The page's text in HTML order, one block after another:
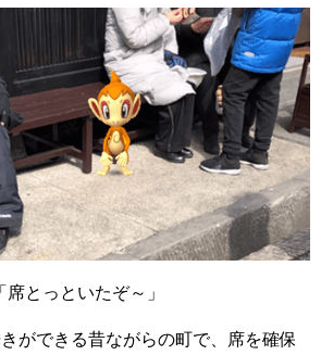
「席とっといたぞ～」
ができる昔ながらの町で、席を確保